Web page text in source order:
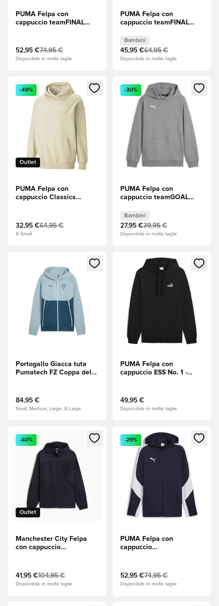
PUMA Felpa con
cappuccio teamFINAL
(Argento)
52,95 €74,95 €
Disponibile in molte taglie
PUMA Felpa con
cappuccio teamFINAL
Bambini
Bambini
45,95 €64,95 €
Disponibile in molte taglie
Apre una finestra modale per accedere o registrarsi come
Outlet
-49%
PUMA Felpa con
cappuccio Classics
32,95 €64,95 €
X-Small
Apre una finestra modale
-30%
PUMA Felpa con
cappuccio teamGOAL
Bambini
27,95 €39,95 €
Disponibile in molte taglie
Apre una finestra modale per accedere o registrarsi come
Portogallo Giacca tuta
Pumatech FZ Coppa del
84,95 €
Small, Medium, Large, X-Large
Apre una finestra modale
PUMA Felpa con
cappuccio ESS No. 1 -
49,95 €
Disponibile in molte taglie
Apre una finestra modale per accedere o registrarsi come
Outlet
-60%
Manchester City Felpa
con cappuccio
41,95 €104,95 €
Disponibile in molte taglie
Apre una finestra modale
-29%
PUMA Felpa con
cappuccio
Silver (Argento)/PUMA
White (Bianco)
52,95 €74,95 €
Disponibile in molte taglie